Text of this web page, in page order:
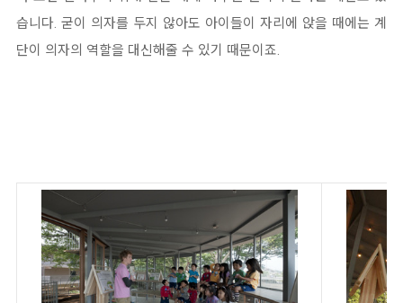
습니다. 굳이 의자를 두지 않아도 아이들이 자리에 앉을 때에는 계
단이 의자의 역할을 대신해줄 수 있기 때문이죠.